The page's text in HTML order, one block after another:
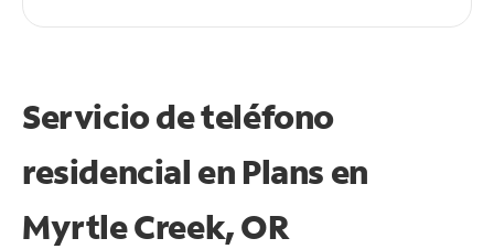
Servicio de teléfono
residencial en Plans en
Myrtle Creek, OR